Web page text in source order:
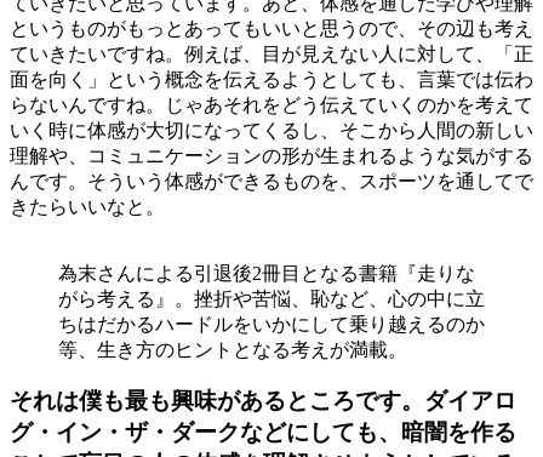
というものがもっとあってもいいと思うので、その辺も考え
ていきたいですね。例えば、目が見えない人に対して、「正
面を向く」という概念を伝えるようとしても、言葉では伝わ
らないんですね。じゃあそれをどう伝えていくのかを考えて
いく時に体感が大切になってくるし、そこから人間の新しい
理解や、コミュニケーションの形が生まれるような気がする
んです。そういう体感ができるものを、スポーツを通してで
きたらいいなと。
為末さんによる引退後2冊目となる書籍『走りな
がら考える』。挫折や苦悩、恥など、心の中に立
ちはだかるハードルをいかにして乗り越えるのか
等、生き方のヒントとなる考えが満載。
それは僕も最も興味があるところです。ダイアロ
グ・イン・ザ・ダークなどにしても、暗闇を作る